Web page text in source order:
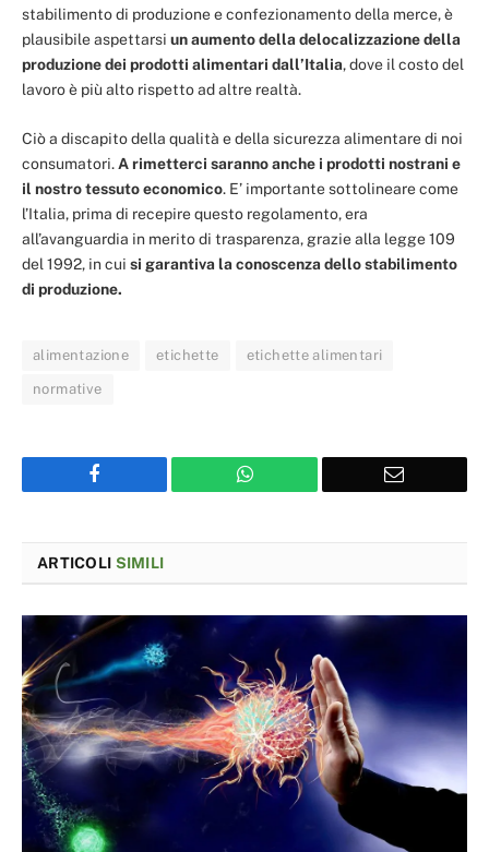
stabilimento di produzione e confezionamento della merce, è
plausibile aspettarsi un aumento della delocalizzazione della
produzione dei prodotti alimentari dall’Italia, dove il costo del
lavoro è più alto rispetto ad altre realtà.
Ciò a discapito della qualità e della sicurezza alimentare di noi
consumatori. A rimetterci saranno anche i prodotti nostrani e
il nostro tessuto economico. E’ importante sottolineare come
l’Italia, prima di recepire questo regolamento, era
all’avanguardia in merito di trasparenza, grazie alla legge 109
del 1992, in cui si garantiva la conoscenza dello stabilimento
di produzione.
alimentazione etichette etichette alimentari
normative
WhatsApp Email
ARTICOLI SIMILI